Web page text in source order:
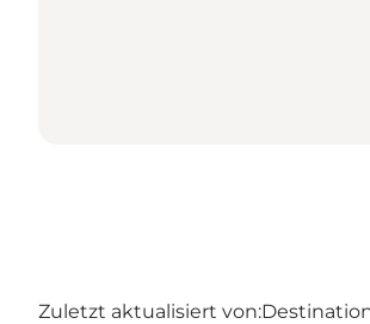
Zuletzt aktualisiert von: